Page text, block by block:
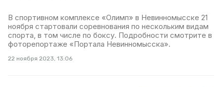
В спортивном комплексе «Олимп» в Невинномысске 21
ноября стартовали соревнования по нескольким видам
спорта, в том числе по боксу. Подробности смотрите в
фоторепортаже «Портала Невинномысска».
22 ноября 2023, 13:06